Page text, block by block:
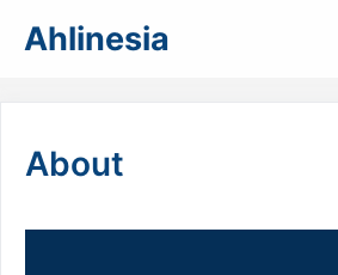
Ahlinesia
About